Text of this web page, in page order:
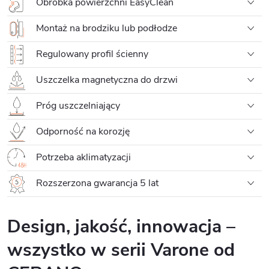
Montaż na brodziku lub podłodze
Regulowany profil ścienny
Uszczelka magnetyczna do drzwi
Próg uszczelniający
Odporność na korozję
Potrzeba aklimatyzacji
Rozszerzona gwarancja 5 lat
Design, jakość, innowacja –
wszystko w serii Varone od